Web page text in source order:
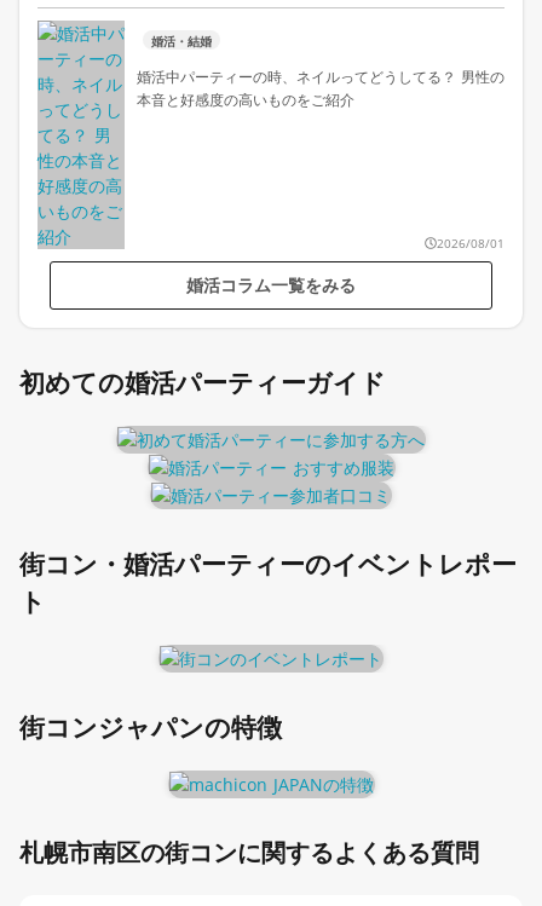
婚活・結婚
婚活中パーティーの時、ネイルってどうしてる？ 男性の
本音と好感度の高いものをご紹介
2026/08/01
婚活コラム一覧をみる
初めての婚活パーティーガイド
街コン・婚活パーティーのイベントレポー
ト
街コンジャパンの特徴
札幌市南区の街コンに関するよくある質問